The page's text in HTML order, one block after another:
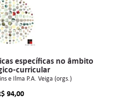
específicas no âmbito
curricular
e Ilma P.A. Veiga (orgs.)
94,00